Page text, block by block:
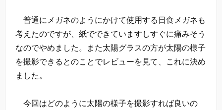
普通にメガネのようにかけて使用する日食メガネも
考えたのですが、紙でできていますしすぐに痛みそう
なのでやめました。また太陽グラスの方が太陽の様子
を撮影できるとのことでレビューを見て、これに決め
ました。
今回はどのように太陽の様子を撮影すれば良いの